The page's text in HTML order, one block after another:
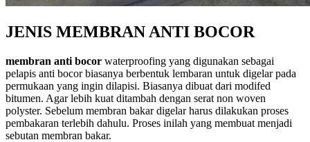
JENIS MEMBRAN ANTI BOCOR
membran anti bocor waterproofing yang digunakan sebagai
pelapis anti bocor biasanya berbentuk lembaran untuk digelar pada
permukaan yang ingin dilapisi. Biasanya dibuat dari modifed
bitumen. Agar lebih kuat ditambah dengan serat non woven
polyster. Sebelum membran bakar digelar harus dilakukan proses
pembakaran terlebih dahulu. Proses inilah yang membuat menjadi
sebutan membran bakar.